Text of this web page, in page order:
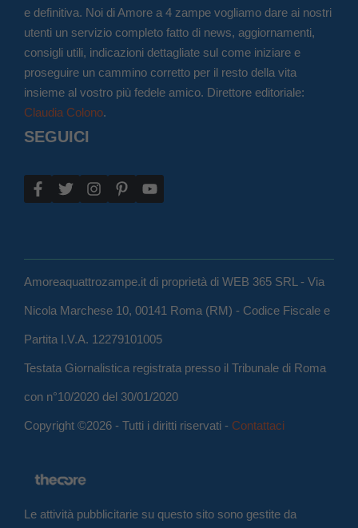
e definitiva. Noi di Amore a 4 zampe vogliamo dare ai nostri
utenti un servizio completo fatto di news, aggiornamenti,
consigli utili, indicazioni dettagliate sul come iniziare e
proseguire un cammino corretto per il resto della vita
insieme al vostro più fedele amico. Direttore editoriale:
Claudia Colono.
SEGUICI
Amoreaquattrozampe.it di proprietà di WEB 365 SRL - Via
Nicola Marchese 10, 00141 Roma (RM) - Codice Fiscale e
Partita I.V.A. 12279101005
Testata Giornalistica registrata presso il Tribunale di Roma
con n°10/2020 del 30/01/2020
Copyright ©2026 - Tutti i diritti riservati - Contattaci
Le attività pubblicitarie su questo sito sono gestite da